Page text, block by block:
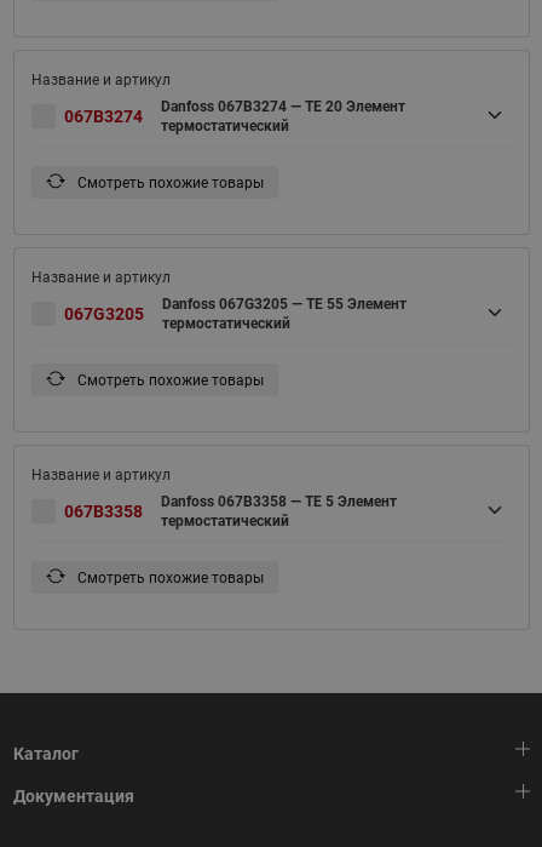
067B3274
Danfoss 067B3274 — TE 20 Элемент
термостатический
Смотреть похожие товары
067G3205
Danfoss 067G3205 — TE 55 Элемент
термостатический
Смотреть похожие товары
067B3358
Danfoss 067B3358 — TE 5 Элемент
термостатический
Смотреть похожие товары
Каталог
Тепловая автоматика
Документация